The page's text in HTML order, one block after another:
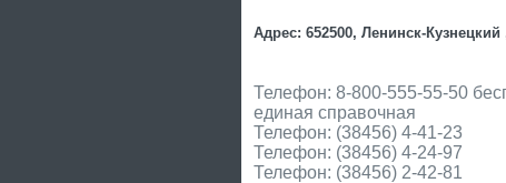
Адрес: 652500, Ленинск-
Телефон: 8-800-555-55-50
единая справочная
Телефон: (38456) 4-41-23
Телефон: (38456) 4-24-97
Телефон: (38456) 2-42-81